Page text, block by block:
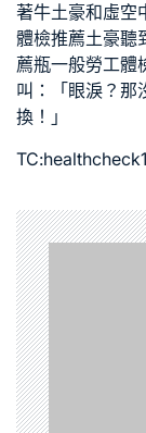
著牛土豪和虛空
體檢推薦土豪聽
薦瓶一般勞工體
叫：「眼淚？那
換！」